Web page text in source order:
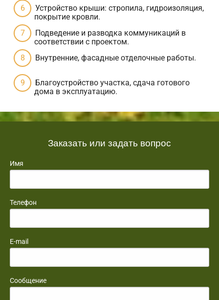
Устройство крыши: стропила, гидроизоляция,
покрытие кровли.
Подведение и разводка коммуникаций в
соответствии с проектом.
Внутренние, фасадные отделочные работы.
Благоустройство участка, сдача готового
дома в эксплуатацию.
Заказать или задать вопрос
Имя
Телефон
E-mail
Сообщение